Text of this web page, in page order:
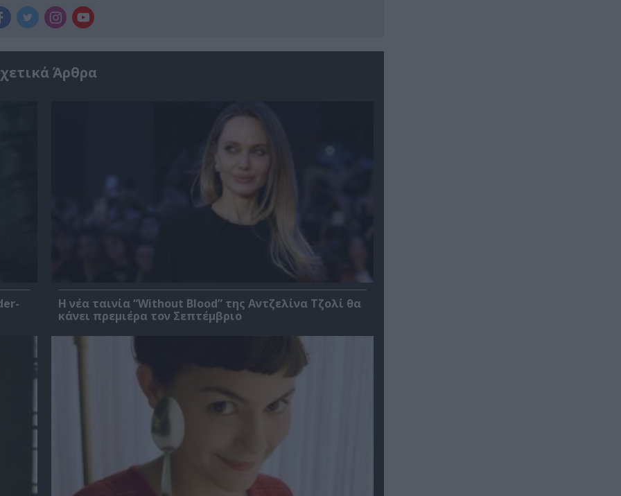
Άρθρα
Η νέα ταινία “Without Blood” της Αντζελίνα Τζολί θα
κάνει πρεμιέρα τον Σεπτέμβριο